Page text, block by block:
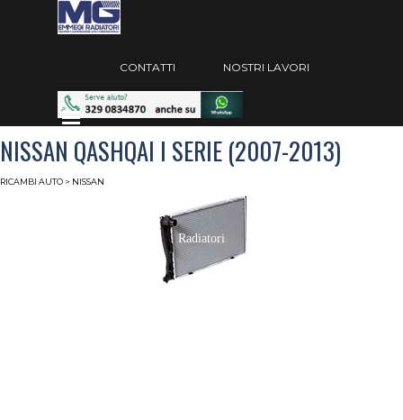
Vai ai contenuti
Salta menù
CONTATTI NOSTRI LAVORI
Salta menù
NISSAN QASHQAI I SERIE (2007-2013)
RICAMBI AUTO > NISSAN
Radiatori